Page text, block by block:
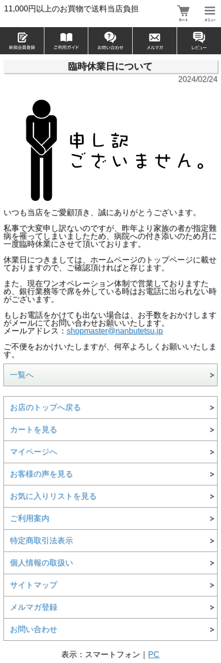
11,000円以上のお買物で送料当店負担
臨時休業日について
2024/02/24
いつも当店をご愛顧頂き、誠にありがとうございます。
私事で大変申し訳ないのですが、昨年より家族の者が指定難
病を罹ってしまいましたため、病院への付き添いのため月に
一度臨時休業にさせて頂いております。
休業日につきましては、ホームページのトップページに載せ
ておりますので、ご確認頂ければと存じます。
また、現在ワンオペレーション体制で営業しておりますた
め、銀行業務等で席を外している時はお電話に出られない時
がございます。
もしお電話をかけても出ない場合は、お手数をおかけします
がメールにてお問い合わせお願いいたします。
メールアドレス： shopmaster@nanbutetsu.jp
ご不便をおかけいたしますが、何卒よろしくお願いいたしま
す。
一覧へ
お店のトップへ戻る
カートを見る
マイページへ
お客様の声を見る
お気に入りリストを見る
ご利用案内
特定商取引法表示
個人情報の取扱い
サイトマップ
メルマガ登録
お問い合わせ
表示：スマートフォン｜ PC